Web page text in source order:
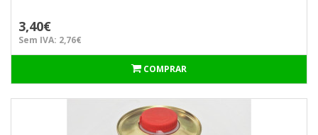
3,40€
Sem IVA: 2,76€
COMPRAR